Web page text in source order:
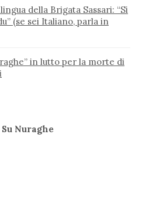
della Brigata Sassari: “Si
(se sei Italiano, parla in
in lutto per la morte di
Nuraghe